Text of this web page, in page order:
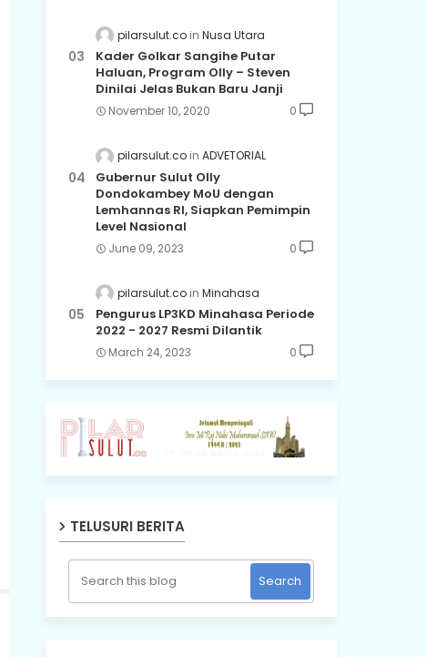
pilarsulut.co Nusa Utara
Kader Golkar Sangihe Putar
Haluan, Program Olly – Steven
Dinilai Jelas Bukan Baru Janji
November 10, 2020 0
pilarsulut.co ADVETORIAL
Gubernur Sulut Olly
Dondokambey MoU dengan
Lemhannas RI, Siapkan Pemimpin
Level Nasional
June 09, 2023 0
pilarsulut.co Minahasa
Pengurus LP3KD Minahasa Periode
2022 - 2027 Resmi Dilantik
March 24, 2023 0
TELUSURI BERITA